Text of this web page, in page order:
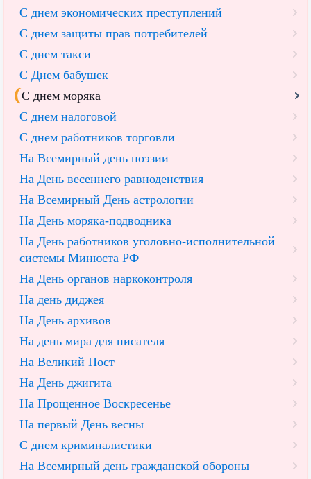
С днем экономических преступлений
С днем защиты прав потребителей
С днем такси
С Днем бабушек
С днем моряка
С днем налоговой
С днем работников торговли
На Всемирный день поэзии
На День весеннего равноденствия
На Всемирный День астрологии
На День моряка-подводника
На День работников уголовно-исполнительной
системы Минюста РФ
На День органов наркоконтроля
На день диджея
На День архивов
На день мира для писателя
На Великий Пост
На День джигита
На Прощенное Воскресенье
На первый День весны
С днем криминалистики
На Всемирный день гражданской обороны